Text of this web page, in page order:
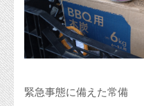
緊急事態に備えた常備